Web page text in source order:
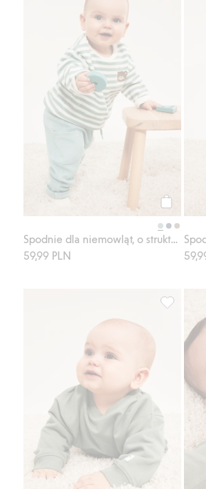
Kup
Spodnie dla niemowląt, o strukturze wafla
59,99 PLN
Spodnie
Bluza,